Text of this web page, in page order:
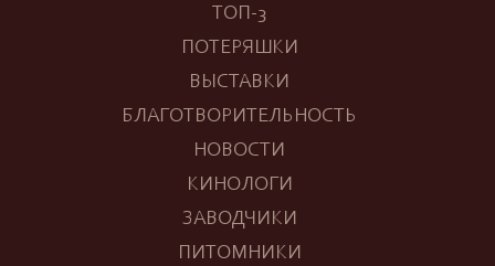
ТОП-3
ПОТЕРЯШКИ
ВЫСТАВКИ
БЛАГОТВОРИТЕЛЬНОСТЬ
НОВОСТИ
КИНОЛОГИ
ЗАВОДЧИКИ
ПИТОМНИКИ